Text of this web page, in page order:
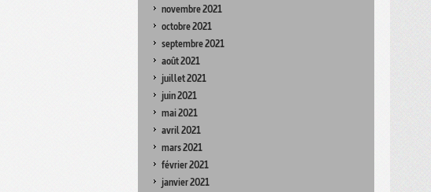
novembre 2021
octobre 2021
septembre 2021
août 2021
juillet 2021
juin 2021
mai 2021
avril 2021
mars 2021
février 2021
janvier 2021